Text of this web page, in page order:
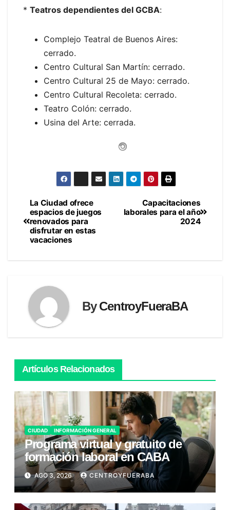
* Teatros dependientes del GCBA:
Complejo Teatral de Buenos Aires:
cerrado.
Centro Cultural San Martín: cerrado.
Centro Cultural 25 de Mayo: cerrado.
Centro Cultural Recoleta: cerrado.
Teatro Colón: cerrado.
Usina del Arte: cerrada.
Navegación
de
Capacitaciones
laborales para el año
2024
La Ciudad ofrece
espacios de juegos
renovados para
disfrutar en estas
vacaciones
ByCentroyFueraBA
Artículos Relacionados
CIUDAD INFORMACIÓN GENERAL
Programa virtual y gratuito de
formación laboral en CABA
AGO 3, 2026 CENTROYFUERABA